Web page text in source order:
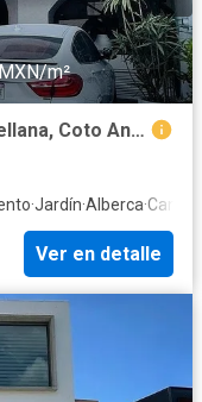
m²
Casa en venta, Parque de la Castellana, Coto Andalucía
·Jardín·Alberca·
Ver en detalle